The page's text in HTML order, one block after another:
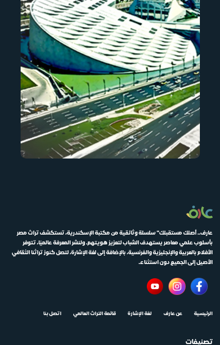
عارف.. أصلك مستقبلك" سلسلة وثائقية من مكتبة الإسكندرية، تستكشف تراث مصر
بأسلوب علمي معاصر يستهدف الشباب لتعزيز هويتهم. ولنشر المعرفة عالميًا، تتوفر
الأفلام بالعربية والإنجليزية والفرنسية، بالإضافة إلى لغة الإشارة، لتصل كنوز تراثنا الثقافي
الأصيل إلى الجميع دون استثناء.
الرئيسية عن عارف لغة الإشارة قائمة التراث العالمي اتصل بنا
تصنيفات